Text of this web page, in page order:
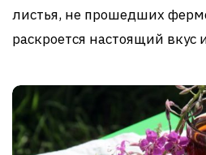
листья, не прошедших
раскроется настоящий вкус